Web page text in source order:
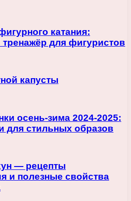
катания:
для фигуристов
капусты
осень-зима 2024-2025:
для стильных образов
— рецепты
и полезные свойства